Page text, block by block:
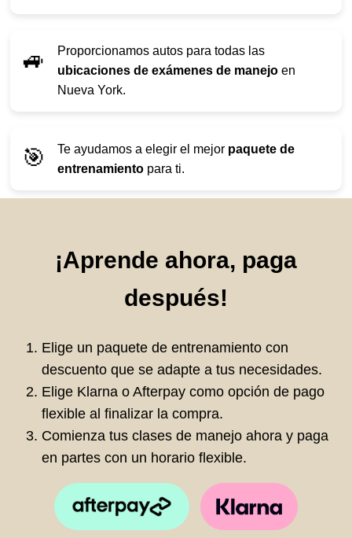
🚙
Proporcionamos autos para todas las
ubicaciones de exámenes de manejo en
Nueva York.
🎯 Te ayudamos a elegir el mejor paquete de
entrenamiento para ti.
¡Aprende ahora, paga
después!
Elige un paquete de entrenamiento con
descuento que se adapte a tus necesidades.
Elige Klarna o Afterpay como opción de pago
flexible al finalizar la compra.
Comienza tus clases de manejo ahora y paga
en partes con un horario flexible.